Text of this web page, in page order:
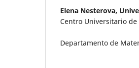
Elena Nesterova,
Centro Universitario de
Departamento de